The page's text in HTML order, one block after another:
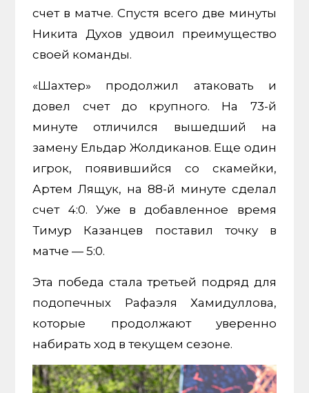
счет в матче. Спустя всего две минуты
Никита Духов удвоил преимущество
своей команды.
«Шахтер» продолжил атаковать и
довел счет до крупного. На 73-й
минуте отличился вышедший на
замену Ельдар Жолдиканов. Еще один
игрок, появившийся со скамейки,
Артем Лящук, на 88-й минуте сделал
счет 4:0. Уже в добавленное время
Тимур Казанцев поставил точку в
матче — 5:0.
Эта победа стала третьей подряд для
подопечных Рафаэля Хамидуллова,
которые продолжают уверенно
набирать ход в текущем сезоне.